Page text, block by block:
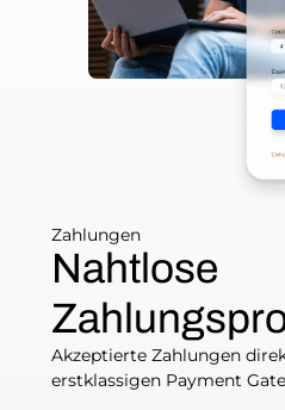
Zahlungen
Nahtlose
Akzeptierte Zahlungen
erstklassigen Payment